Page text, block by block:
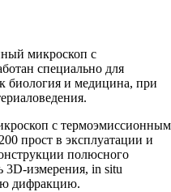
микроскоп с
специально для
биология и медицина, при
с термоэмиссионным
прост в эксплуатации и
полюсного
3D-измерения, in situ
дифракцию.